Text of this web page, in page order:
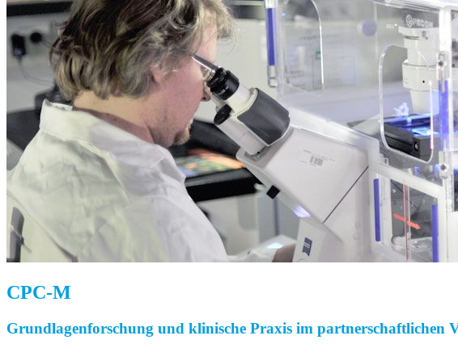
CPC-M
Grundlagenforschung und klinische Praxis im partnerschaftlichen